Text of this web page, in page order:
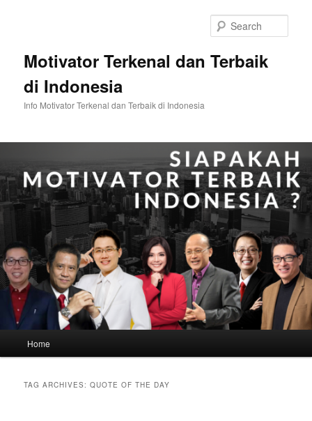
Motivator Terkenal dan Terbaik
di Indonesia
Info Motivator Terkenal dan Terbaik di Indonesia
Home
TAG ARCHIVES:QUOTE OF THE DAY